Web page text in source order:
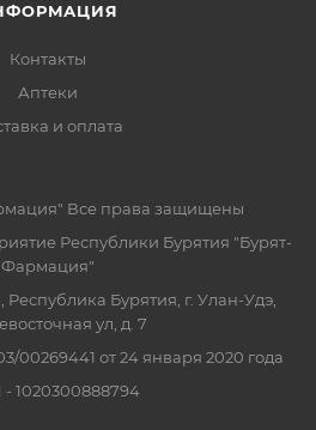
Контакты
Аптеки
и оплата
Все права защищены
Республики Бурятия "Бурят-
Фармация"
Республика Бурятия, г. Улан-Удэ,
ул, д. 7
00269441 от 24 января 2020 года
1020300888794